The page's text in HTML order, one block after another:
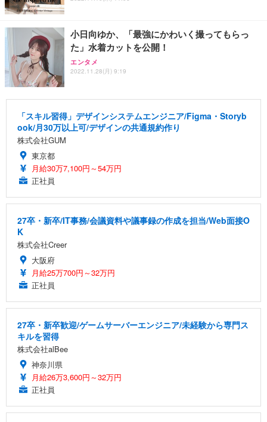
小日向ゆか、「最強にかわいく撮ってもらっ
た」水着カットを公開！
エンタメ
2022.11.28(月) 9:19
「スキル習得」デザインシステムエンジニア/Figma・Storyb
ook/月30万以上可/デザインの共通規約作り
株式会社GUM
東京都
月給30万7,100円～54万円
正社員
27卒・新卒/IT事務/会議資料や議事録の作成を担当/Web面接O
K
株式会社Creer
大阪府
月給25万700円～32万円
正社員
27卒・新卒歓迎/ゲームサーバーエンジニア/未経験から専門ス
キルを習得
株式会社alBee
神奈川県
月給26万3,600円～32万円
正社員